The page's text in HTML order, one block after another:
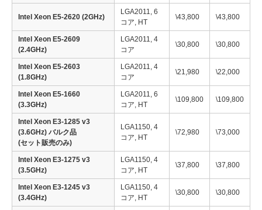
Intel Xeon E5-2620 (2GHz)
LGA2011, 6
コア, HT
\43,800 \43,800
Intel Xeon E5-2609
(2.4GHz)
LGA2011, 4
コア
\30,800 \30,800
Intel Xeon E5-2603
(1.8GHz)
LGA2011, 4
コア
\21,980 \22,000
Intel Xeon E5-1660
(3.3GHz)
LGA2011, 6
コア, HT
\109,800 \109,800
Intel Xeon E3-1285 v3
(3.6GHz) バルク品
(セット販売のみ)
LGA1150, 4
コア, HT
\72,980 \73,000
Intel Xeon E3-1275 v3
(3.5GHz)
LGA1150, 4
コア, HT
\37,800 \37,800
Intel Xeon E3-1245 v3
(3.4GHz)
LGA1150, 4
コア, HT
\30,800 \30,800